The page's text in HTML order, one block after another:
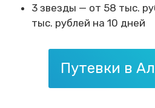
3 звезды — от 58 тыс.
тыс. рублей на 10 дней
Путевки в